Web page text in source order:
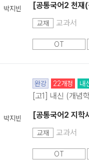
박지빈
[공통국어2 천재
교재 교과서
OT
박지빈
완강 22개정 내
[고1] 내신 (개념
[공통국어2 지학
교재 교과서
OT